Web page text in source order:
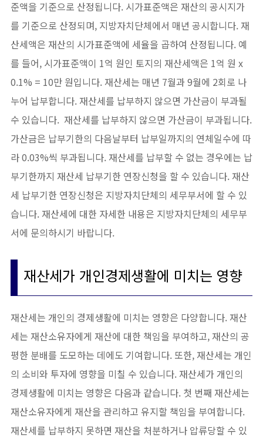
준액을 기준으로 산정됩니다. 시가표준액은 재산의 공시지가
를 기준으로 산정되며, 지방자치단체에서 매년 공시합니다. 재
산세액은 재산의 시가표준액에 세율을 곱하여 산정됩니다. 예
를 들어, 시가표준액이 1억 원인 토지의 재산세액은 1억 원 x
0.1% = 10만 원입니다. 재산세는 매년 7월과 9월에 2회로 나
누어 납부합니다. 재산세를 납부하지 않으면 가산금이 부과될
수 있습니다. 재산세를 납부하지 않으면 가산금이 부과됩니다.
가산금은 납부기한의 다음날부터 납부일까지의 연체일수에 따
라 0.03%씩 부과됩니다. 재산세를 납부할 수 없는 경우에는 납
부기한까지 재산세 납부기한 연장신청을 할 수 있습니다. 재산
세 납부기한 연장신청은 지방자치단체의 세무부서에 할 수 있
습니다. 재산세에 대한 자세한 내용은 지방자치단체의 세무부
서에 문의하시기 바랍니다.
재산세가 개인경제생활에 미치는 영향
재산세는 개인의 경제생활에 미치는 영향은 다양합니다. 재산
세는 재산소유자에게 재산에 대한 책임을 부여하고, 재산의 공
평한 분배를 도모하는 데에도 기여합니다. 또한, 재산세는 개인
의 소비와 투자에 영향을 미칠 수 있습니다. 재산세가 개인의
경제생활에 미치는 영향은 다음과 같습니다. 첫 번째 재산세는
재산소유자에게 재산을 관리하고 유지할 책임을 부여합니다.
재산세를 납부하지 못하면 재산을 처분하거나 압류당할 수 있